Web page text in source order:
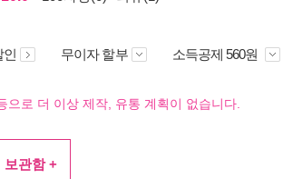
인 무이자 할부 소득공제 560원
으로 더 이상 제작, 유통 계획이 없습니다.
보관함 +